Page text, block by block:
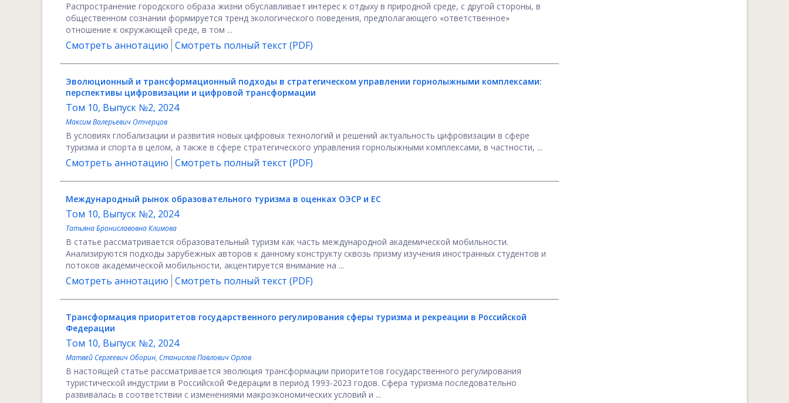
Распространение городского образа жизни обуславливает интерес к отдыху в природной среде, с другой стороны, в
общественном сознании формируется тренд экологического поведения, предполагающего «ответственное»
отношение к окружающей среде, в том ...
Смотреть аннотацию Смотреть полный текст (PDF)
Эволюционный и трансформационный подходы в стратегическом управлении горнолыжными комплексами:
перспективы цифровизации и цифровой трансформации
Том 10, Выпуск №2, 2024
Максим Валерьевич Отчерцов
В условиях глобализации и развития новых цифровых технологий и решений актуальность цифровизации в сфере
туризма и спорта в целом, а также в сфере стратегического управления горнолыжными комплексами, в частности, ...
Смотреть аннотацию Смотреть полный текст (PDF)
Международный рынок образовательного туризма в оценках ОЭСР и ЕС
Том 10, Выпуск №2, 2024
Татьяна Брониславовна Климова
В статье рассматривается образовательный туризм как часть международной академической мобильности.
Анализируются подходы зарубежных авторов к данному конструкту сквозь призму изучения иностранных студентов и
потоков академической мобильности, акцентируется внимание на ...
Смотреть аннотацию Смотреть полный текст (PDF)
Трансформация приоритетов государственного регулирования сферы туризма и рекреации в Российской
Федерации
Том 10, Выпуск №2, 2024
Матвей Сергеевич Оборин, Станислав Павлович Орлов
В настоящей статье рассматривается эволюция трансформации приоритетов государственного регулирования
туристической индустрии в Российской Федерации в период 1993-2023 годов. Сфера туризма последовательно
развивалась в соответствии с изменениями макроэкономических условий и ...